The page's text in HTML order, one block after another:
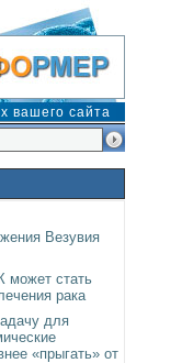
вашего сайта
Везувия
может стать
рака
для
«прыгать» от